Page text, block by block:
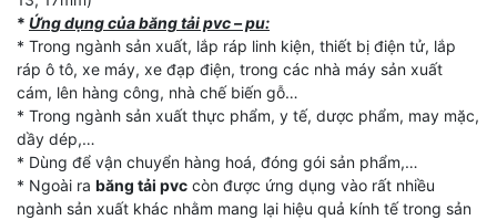
* Ứng dụng của băng tải pvc – pu:
* Trong ngành sản xuất, lắp ráp linh kiện, thiết bị điện tử, lắp
ráp ô tô, xe máy, xe đạp điện, trong các nhà máy sản xuất
cám, lên hàng công, nhà chế biến gỗ…
* Trong ngành sản xuất thực phẩm, y tế, dược phẩm, may mặc,
dầy dép,…
* Dùng để vận chuyển hàng hoá, đóng gói sản phẩm,…
* Ngoài ra băng tải pvc còn được ứng dụng vào rất nhiều
ngành sản xuất khác nhằm mang lại hiệu quả kính tế trong sản